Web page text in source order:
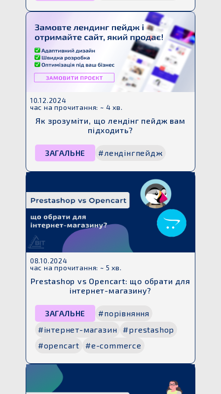
10.12.2024
час на прочитання: ~ 4 хв.
Як зрозуміти, що лендінг пейдж вам
підходить?
ЗАГАЛЬНЕ #лендінгпейдж
08.10.2024
час на прочитання: ~ 5 хв.
Prestashop vs Opencart: що обрати для
інтернет-магазину?
ЗАГАЛЬНЕ
#порівняння
#інтернет-магазин
#prestashop
#opencart
#e-commerce